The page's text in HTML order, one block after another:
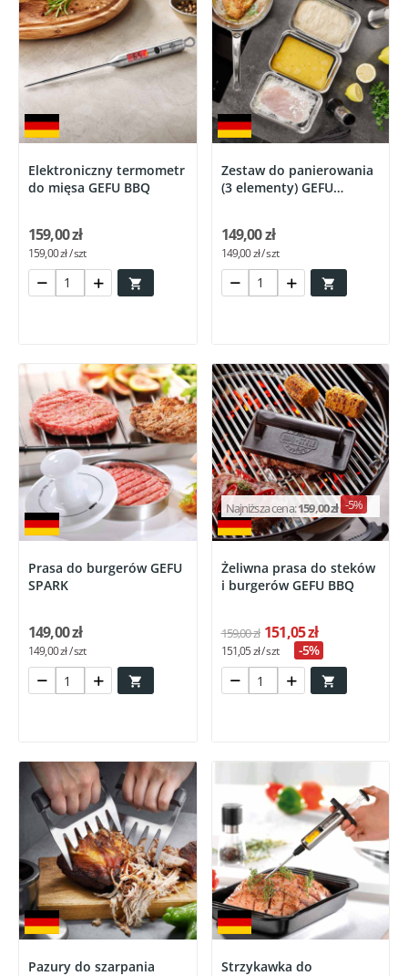
Elektroniczny termometr
do mięsa GEFU BBQ

159,00 zł
159,00 zł / szt
Zestaw do panierowania
(3 elementy) GEFU

149,00 zł
149,00 zł / szt
Prasa do burgerów GEFU
SPARK

149,00 zł
149,00 zł / szt
Żeliwna prasa do steków
i burgerów GEFU BBQ

159,00 zł 151,05 zł
151,05 zł / szt
Najniższa cena:159,00 zł -5%
-5%
Pazury do szarpania
Strzykawka do